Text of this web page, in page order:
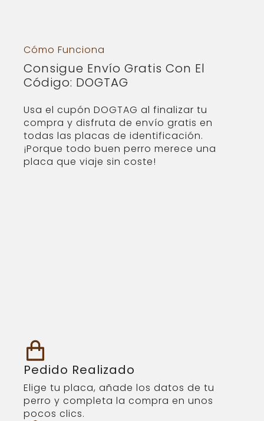
Cómo Funciona
Consigue Envío Gratis Con El
Código: DOGTAG
Usa el cupón DOGTAG al finalizar tu
compra y disfruta de envío gratis en
todas las placas de identificación.
¡Porque todo buen perro merece una
placa que viaje sin coste!
Pedido Realizado
Elige tu placa, añade los datos de tu
perro y completa la compra en unos
pocos clics.